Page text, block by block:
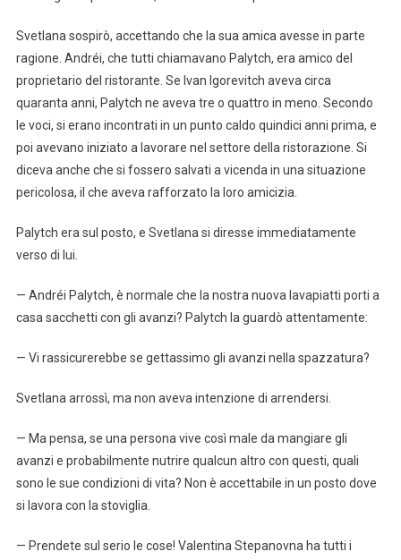
Svetlana sospirò, accettando che la sua amica avesse in parte
ragione. Andréi, che tutti chiamavano Palytch, era amico del
proprietario del ristorante. Se Ivan Igorevitch aveva circa
quaranta anni, Palytch ne aveva tre o quattro in meno. Secondo
le voci, si erano incontrati in un punto caldo quindici anni prima, e
poi avevano iniziato a lavorare nel settore della ristorazione. Si
diceva anche che si fossero salvati a vicenda in una situazione
pericolosa, il che aveva rafforzato la loro amicizia.
Palytch era sul posto, e Svetlana si diresse immediatamente
verso di lui.
— Andréi Palytch, è normale che la nostra nuova lavapiatti porti a
casa sacchetti con gli avanzi? Palytch la guardò attentamente:
— Vi rassicurerebbe se gettassimo gli avanzi nella spazzatura?
Svetlana arrossì, ma non aveva intenzione di arrendersi.
— Ma pensa, se una persona vive così male da mangiare gli
avanzi e probabilmente nutrire qualcun altro con questi, quali
sono le sue condizioni di vita? Non è accettabile in un posto dove
si lavora con la stoviglia.
— Prendete sul serio le cose! Valentina Stepanovna ha tutti i